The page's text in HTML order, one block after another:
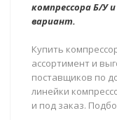
компрессора Б/У
вариант.
Купить
ассортимент и
поставщиков по
линейки
и под заказ.